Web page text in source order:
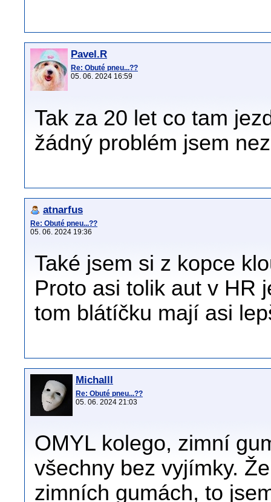
Pavel.R
Re: Obuté pneu...??
05. 06. 2024 16:59
Tak za 20 let co tam
žádný problém jsem
atnarfus
Re: Obuté pneu...??
05. 06. 2024 19:36
Také jsem si z kopce
Proto asi tolik aut v HR
tom blátíčku mají asi
Michalll
Re: Obuté pneu...??
05. 06. 2024 21:03
OMYL kolego, zimní
všechny bez vyjímky.
zimních gumách, to